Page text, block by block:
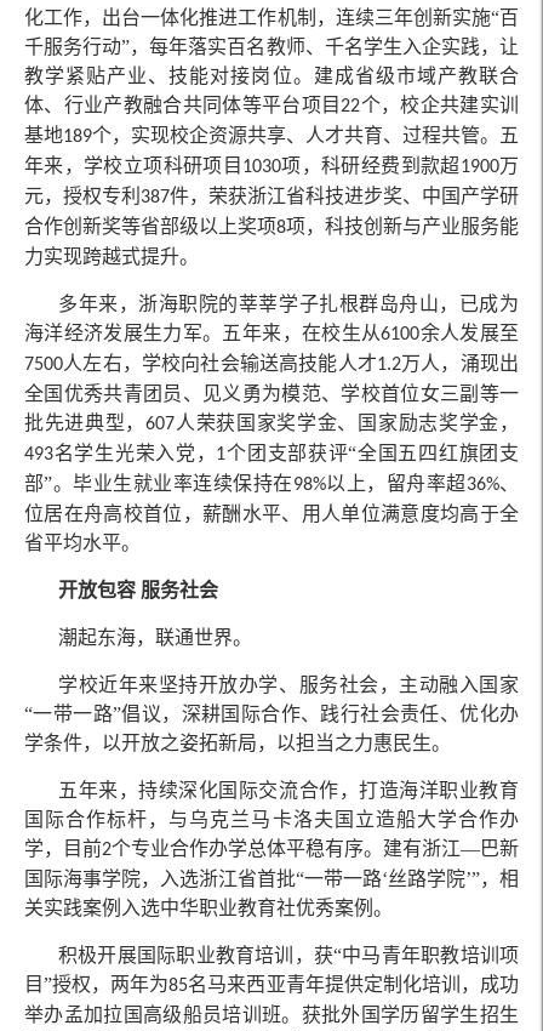
化工作，出台一体化推进工作机制，连续三年创新实施“百
千服务行动”，每年落实百名教师、千名学生入企实践，让
教学紧贴产业、技能对接岗位。建成省级市域产教联合
体、行业产教融合共同体等平台项目 22个，校企共建实训
基地189个，实现校企资源共享、人才共育、过程共管。五
年来，学校立项科研项目 1030项，科研经费到款超1900万
元，授权专利 387件，荣获浙江省科技进步奖、中国产学研
合作创新奖等省部级以上奖项8项，科技创新与产业服务能
力实现跨越式提升。
多年来，浙海职院的莘莘学子扎根群岛舟山，已成为
海洋经济发展生力军。五年来，在校生从6100余人发展至
7500人左右，学校向社会输送高技能人才1.2万人，涌现出
全国优秀共青团员、见义勇为模范、学校首位女三副等一
批先进典型，607人荣获国家奖学金、国家励志奖学金，
493名学生光荣入党， 1个团支部获评“全国五四红旗团支
部”。毕业生就业率连续保持在98%以上，留舟率超36%、
位居在舟高校首位，薪酬水平、用人单位满意度均高于全
省平均水平。
开放包容 服务社会
潮起东海，联通世界。
学校近年来坚持开放办学、服务社会，主动融入国家
“一带一路”倡议，深耕国际合作、践行社会责任、优化办
学条件，以开放之姿拓新局，以担当之力惠民生。
五年来，持续深化国际交流合作，打造海洋职业教育
国际合作标杆，与乌克兰马卡洛夫国立造船大学合作办
学，目前2个专业合作办学总体平稳有序。建有浙江—巴新
国际海事学院，入选浙江省首批“一带一路‘丝路学院’”，相
关实践案例入选中华职业教育社优秀案例。
积极开展国际职业教育培训，获“中马青年职教培训项
目”授权，两年为85名马来西亚青年提供定制化培训，成功
举办孟加拉国高级船员培训班。获批外国学历留学生招生